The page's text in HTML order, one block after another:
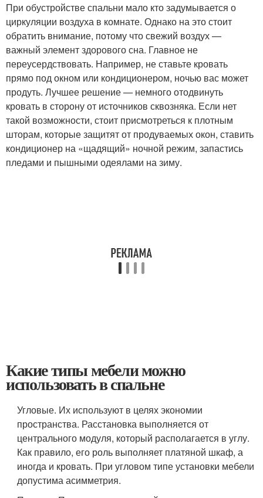
При обустройстве спальни мало кто задумывается о
циркуляции воздуха в комнате. Однако на это стоит
обратить внимание, потому что свежий воздух —
важный элемент здорового сна. Главное не
переусердствовать. Например, не ставьте кровать
прямо под окном или кондиционером, ночью вас может
продуть. Лучшее решение — немного отодвинуть
кровать в сторону от источников сквозняка. Если нет
такой возможности, стоит присмотреться к плотным
шторам, которые защитят от продуваемых окон, ставить
кондиционер на «щадящий» ночной режим, запастись
пледами и пышными одеялами на зиму.
Какие типы мебели можно
использовать в спальне
Угловые. Их используют в целях экономии
пространства. Расстановка выполняется от
центрального модуля, который располагается в углу.
Как правило, его роль выполняет платяной шкаф, а
иногда и кровать. При угловом типе установки мебели
допустима асимметрия.